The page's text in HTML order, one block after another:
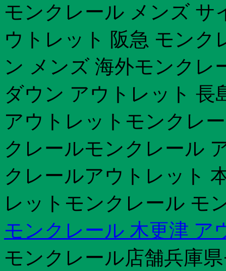
モンクレール メンズ サ
ウトレット 阪急 モンク
ン メンズ 海外モンクレ
ダウン アウトレット 長
アウトレットモンクレ
クレールモンクレール
クレールアウトレット
レットモンクレール モ
モンクレール 木更津 ア
モンクレール店舗兵庫